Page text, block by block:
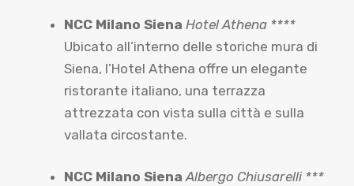
NCC Milano Siena Hotel Athena ****
Ubicato all’interno delle storiche mura di
Siena, l’Hotel Athena offre un elegante
ristorante italiano, una terrazza
attrezzata con vista sulla città e sulla
vallata circostante.
NCC Milano Siena Albergo Chiusarelli ***